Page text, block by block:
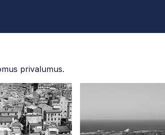
privalumus.